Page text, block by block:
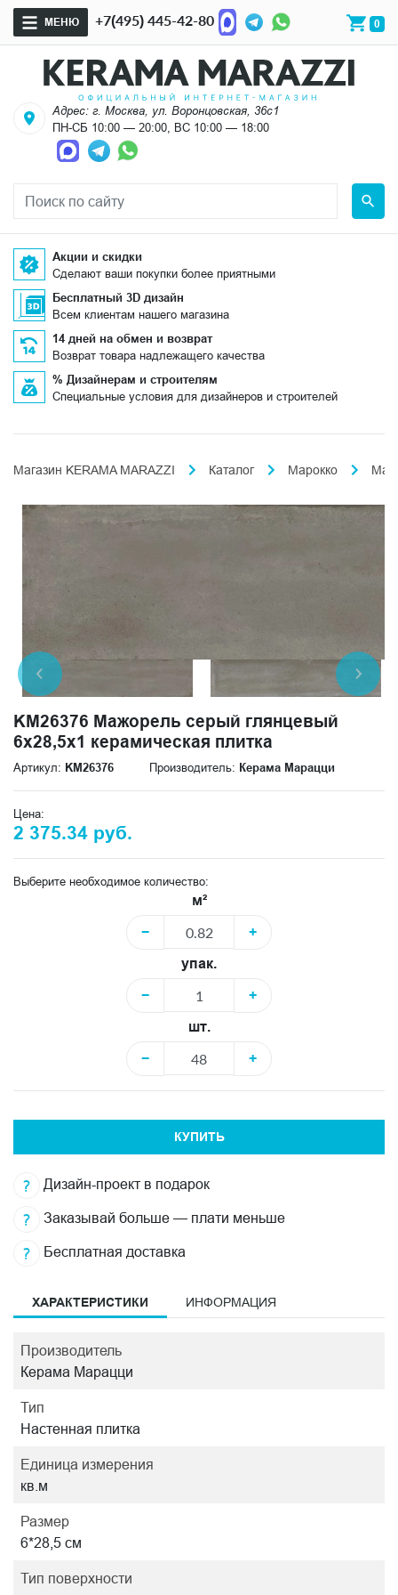
МЕНЮ +7(495) 445-42-80 0
Адрес: г. Москва, ул. Воронцовская, 36с1
ПН-СБ 10:00 — 20:00, ВС 10:00 — 18:00
Акции и скидки
Сделают ваши покупки более приятными
Бесплатный 3D дизайн
Всем клиентам нашего магазина
14 дней на обмен и возврат
Возврат товара надлежащего качества
% Дизайнерам и строителям
Специальные условия для дизайнеров и строителей
Магазин KERAMA MARAZZI Каталог Марокко
KM26376 Мажорель серый глянцевый
6x28,5x1 керамическая плитка
Артикул: KM26376 Производитель: Керама Марацци
Цена:
2 375.34 руб.
Выберите необходимое количество:
м²
−
+
упак.
−
+
шт.
−
+
КУПИТЬ
Дизайн-проект в подарок
Заказывай больше — плати меньше
Бесплатная доставка
ХАРАКТЕРИСТИКИ ИНФОРМАЦИЯ
Производитель
Керама Марацци
Тип
Настенная плитка
Единица измерения
кв.м
Размер
6*28,5 см
Тип поверхности